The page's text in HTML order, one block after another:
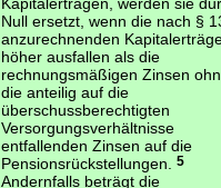
Null ersetzt, wenn die nach §
anzurechnenden
höher ausfallen als die
rechnungsmäßigen Zinsen
die anteilig auf die
überschussberechtigten
Versorgungsverhältnisse
entfallenden Zinsen auf die
Pensionsrückstellungen.5
Andernfalls beträgt die